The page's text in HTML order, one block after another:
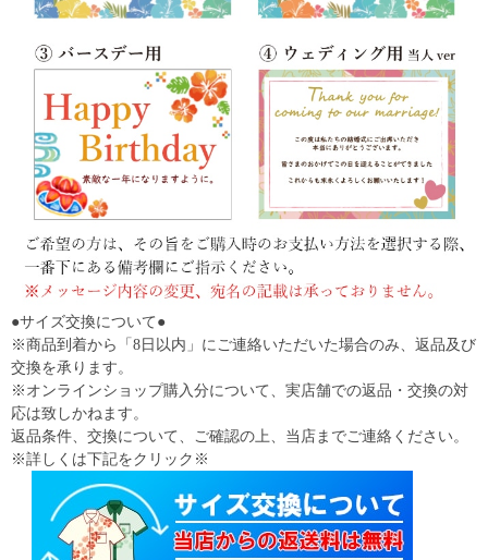
●サイズ交換について●
※商品到着から「8日以内」にご連絡いただいた場合のみ、返品及び
交換を承ります。
※オンラインショップ購入分について、実店舗での返品・交換の対
応は致しかねます。
返品条件、交換について、ご確認の上、当店までご連絡ください。
※詳しくは下記をクリック※